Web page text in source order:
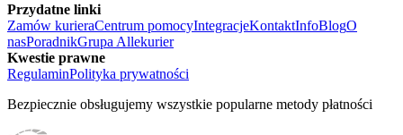
Przydatne linki
Zamów kurieraCentrum pomocyIntegracjeKontaktInfoBlogO
nasPoradnikGrupa Allekurier
Kwestie prawne
RegulaminPolityka prywatności
Bezpiecznie obsługujemy wszystkie popularne metody płatności